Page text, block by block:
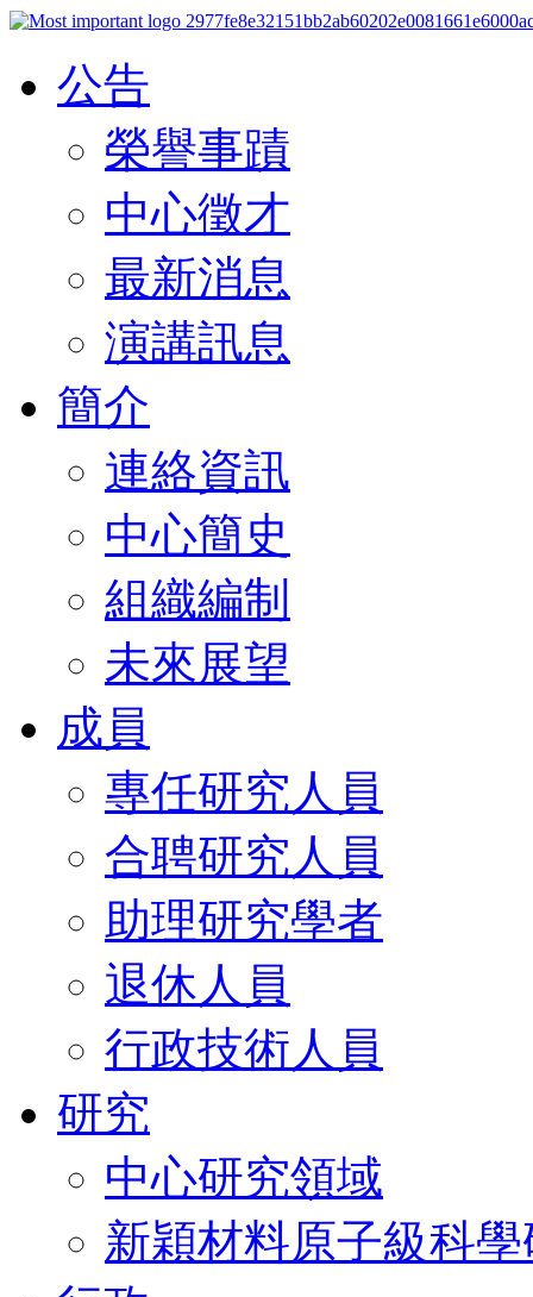
公告
榮譽事蹟
中心徵才
最新消息
演講訊息
簡介
連絡資訊
中心簡史
組織編制
未來展望
成員
專任研究人員
合聘研究人員
助理研究學者
退休人員
行政技術人員
研究
中心研究領域
新穎材料原子級科